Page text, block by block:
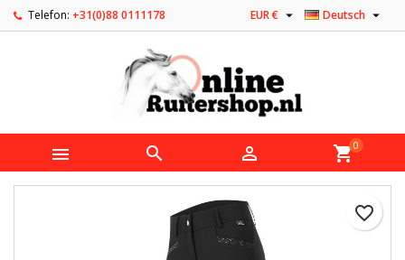
Telefon: +31(0)88 0111178 Deutsch 
EUR € 
   shopping_cart0
favorite_border